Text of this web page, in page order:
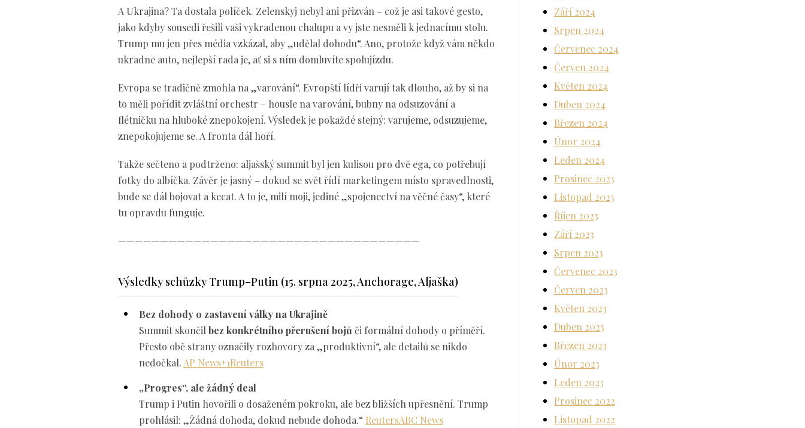
A Ukrajina? Ta dostala políček. Zelenskyj nebyl ani přizván – což je asi takové gesto,
jako kdyby sousedi řešili vaši vykradenou chalupu a vy jste nesměli k jednacímu stolu.
Trump mu jen přes média vzkázal, aby „udělal dohodu“. Ano, protože když vám někdo
ukradne auto, nejlepší rada je, ať si s ním domluvíte spolujízdu.
Evropa se tradičně zmohla na „varování“. Evropští lídři varují tak dlouho, až by si na
to měli pořídit zvláštní orchestr – housle na varování, bubny na odsuzování a
flétničku na hluboké znepokojení. Výsledek je pokaždé stejný: varujeme, odsuzujeme,
znepokojujeme se. A fronta dál hoří.
Takže sečteno a podtrženo: aljašský summit byl jen kulisou pro dvě ega, co potřebují
fotky do albíčka. Závěr je jasný – dokud se svět řídí marketingem místo spravedlnosti,
bude se dál bojovat a kecat. A to je, milí moji, jediné „spojenectví na věčné časy“, které
tu opravdu funguje.
————————————————————————————————————
Výsledky schůzky Trump–Putin (15. srpna 2025, Anchorage, Aljaška)
Bez dohody o zastavení války na Ukrajině
Summit skončil bez konkrétního přerušení bojů či formální dohody o příměří.
Přesto obě strany označily rozhovory za „produktivní“, ale detailů se nikdo
nedočkal. AP News+1Reuters
„Progres“, ale žádný deal
Trump i Putin hovořili o dosaženém pokroku, ale bez bližších upřesnění. Trump
prohlásil: „Žádná dohoda, dokud nebude dohoda.“ ReutersABC News
Září 2024
Srpen 2024
Červenec 2024
Červen 2024
Květen 2024
Duben 2024
Březen 2024
Únor 2024
Leden 2024
Prosinec 2023
Listopad 2023
Říjen 2023
Září 2023
Srpen 2023
Červenec 2023
Červen 2023
Květen 2023
Duben 2023
Březen 2023
Únor 2023
Leden 2023
Prosinec 2022
Listopad 2022